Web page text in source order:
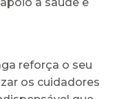
reforça o seu
os cuidadores